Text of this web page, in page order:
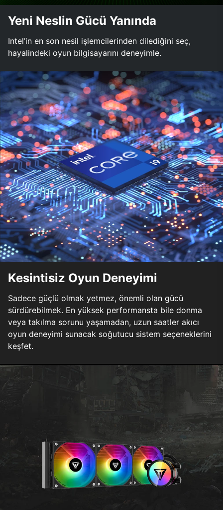
Yeni Neslin Gücü Yanında
Intel’in en son nesil işlemcilerinden dilediğini seç,
hayalindeki oyun bilgisayarını deneyimle.
Kesintisiz Oyun Deneyimi
Sadece güçlü olmak yetmez, önemli olan gücü
sürdürebilmek. En yüksek performansta bile donma
veya takılma sorunu yaşamadan, uzun saatler akıcı
oyun deneyimi sunacak soğutucu sistem seçeneklerini
keşfet.